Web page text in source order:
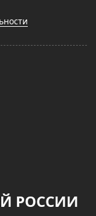
РОССИИ